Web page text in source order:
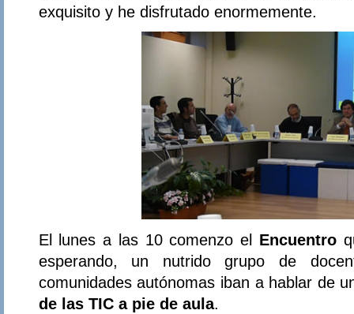
exquisito y he disfrutado enormemente.
El lunes a las 10 comenzo el Encuentro
esperando, un nutrido grupo de
comunidades autónomas iban a hablar de
de las TIC a pie de aula.